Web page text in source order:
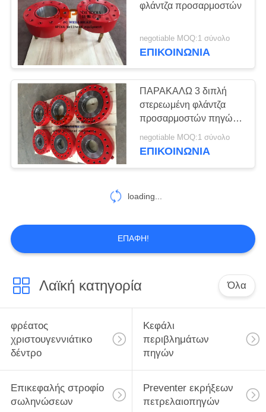
φλάντζα προσαρμοστών
negotiable MOQ:1 σύνολο
ΕΠΙΚΟΙΝΩΝΊΑ
ΠΑΡΑΚΑΛΩ 3 διπλή
στερεωμένη φλάντζα
προσαρμοστών πηγών
API 6A
negotiable MOQ:1 σύνολο
ΕΠΙΚΟΙΝΩΝΊΑ
loading...
ΕΠΑΦΉ!
Λαϊκή κατηγορία Όλα
φρέατος
χριστουγεννιάτικο
δέντρο
Κεφάλι
περιβλημάτων
πηγών
Επικεφαλής στροφίο
σωληνώσεων
Preventer εκρήξεων
πετρελαιοπηγών